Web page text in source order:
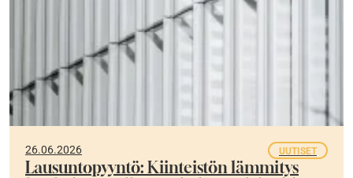
26.06.2026 UUTISET
Lausuntopyyntö: Kiinteistön lämmitys